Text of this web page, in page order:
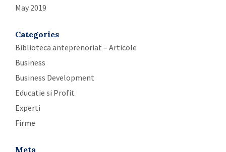
May 2019
Categories
Biblioteca anteprenoriat – Articole
Business
Business Development
Educatie si Profit
Experti
Firme
Meta